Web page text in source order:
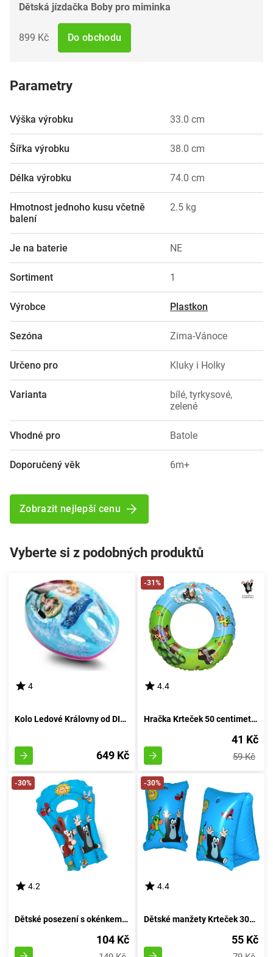
Dětská jízdačka Boby pro miminka
899 Kč Do obchodu
Parametry
Výška výrobku 33.0 cm
Šířka výrobku 38.0 cm
Délka výrobku 74.0 cm
Hmotnost jednoho kusu včetně
balení
2.5 kg
Je na baterie NE
Sortiment 1
Výrobce Plastkon
Sezóna Zima-Vánoce
Určeno pro Kluky i Holky
Varianta
bílé, tyrkysové,
zelené
Vhodné pro Batole
Doporučený věk 6m+
Zobrazit nejlepší cenu
Vyberte si z podobných produktů
4
Kolo Ledové Královny od DINO Bikes
649 Kč
-31%
4.4
Hračka Krteček 50 centimetrů
41 Kč
59 Kč
-30%
4.2
Dětské posezení s okénkem - Krtek 52x75cm
104 Kč
-30%
4.4
Dětské manžety Krteček 30x15cm
55 Kč